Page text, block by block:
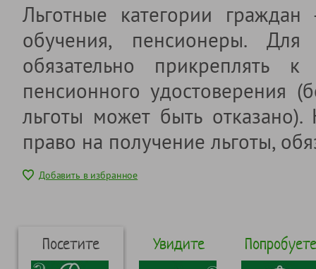
Льготные категории
обучения, пенсионеры. Для
обязательно прикреплять
пенсионного удостоверения
льготы может быть
право на получение льготы,
Добавить в избранное
Посетите Увидите Попробуете